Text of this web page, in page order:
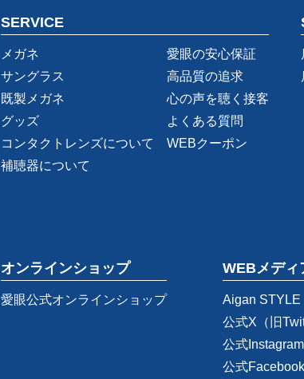
SERVICE
メガネ
サングラス
既製メガネ
グッズ
コンタクトレンズについて
補聴器について
愛眼の安心保証
高品質の追求
心の声を聴く接客
よくある質問
WEBクーポン
オンラインショップ
愛眼公式オンラインショップ
WEBメディ
Aigan STYLE
公式X（旧
公式Instagram
公式Facebook